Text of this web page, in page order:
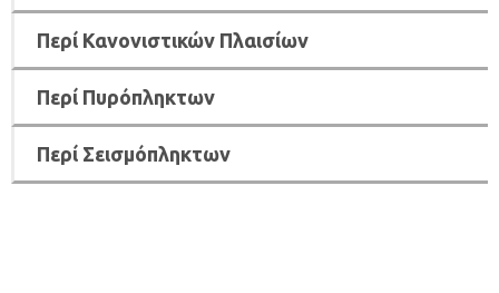
Περί Κανονιστικών Πλαισίων
Περί Πυρόπληκτων
Περί Σεισμόπληκτων